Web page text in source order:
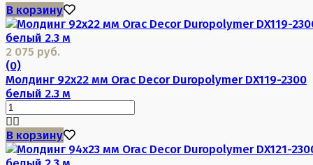
В корзину
2 075 руб.
(0)
Молдинг 92х22 мм Orac Decor Duropolymer DX119-2300
белый 2.3 м
В корзину